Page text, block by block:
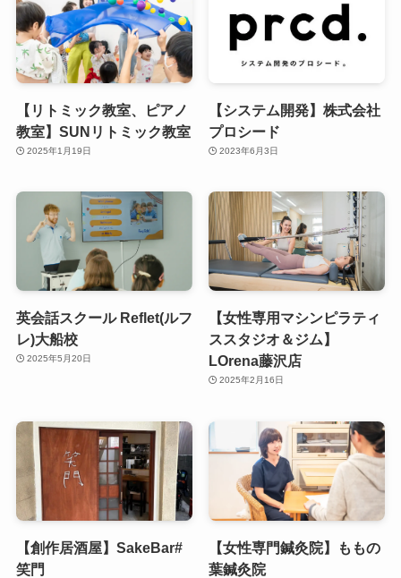
【リトミック教室、ピアノ
教室】SUNリトミック教室
2025年1月19日
【システム開発】株式会社
プロシード
2023年6月3日
英会話スクール Reflet(ルフ
レ)大船校
2025年5月20日
【女性専用マシンピラティ
ススタジオ＆ジム】
LOrena藤沢店
2025年2月16日
【創作居酒屋】SakeBar#
笑門
【女性専門鍼灸院】ももの
葉鍼灸院